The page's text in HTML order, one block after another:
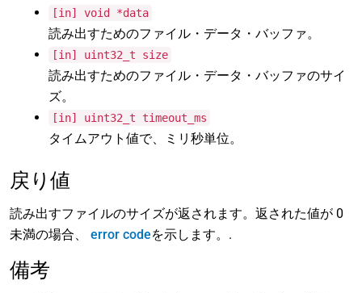
[in] void *data
読み出すためのファイル・データ・バッファ。
[in] uint32_t size
読み出すためのファイル・データ・バッファのサイ
ズ。
[in] uint32_t timeout_ms
タイムアウト値で、ミリ秒単位。
戻り値
読み出すファイルのサイズが返されます。返された値が 0
未満の場合、 error codeを示します。.
備考